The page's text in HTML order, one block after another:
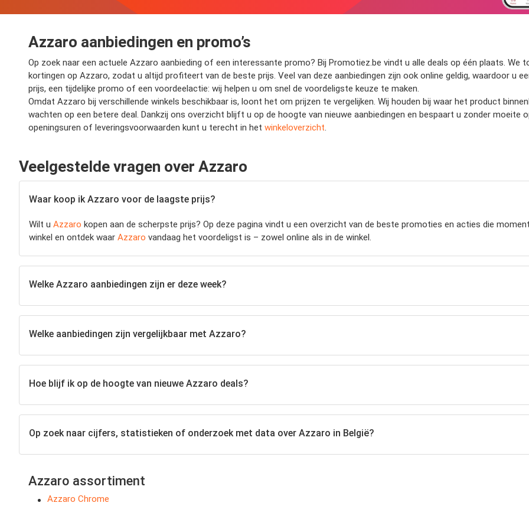
Azzaro aanbiedingen en promo’s
Op zoek naar een actuele Azzaro aanbieding of een interessante promo? Bij Promotiez.be vindt u alle deals op één plaats. We
kortingen op Azzaro, zodat u altijd profiteert van de beste prijs. Veel van deze aanbiedingen zijn ook online geldig, waardoor u
prijs, een tijdelijke promo of een voordeelactie: wij helpen u om snel de voordeligste keuze te maken.
Omdat Azzaro bij verschillende winkels beschikbaar is, loont het om prijzen te vergelijken. Wij houden bij waar het product
wachten op een betere deal. Dankzij ons overzicht blijft u op de hoogte van nieuwe aanbiedingen en bespaart u zonder
openingsuren of leveringsvoorwaarden kunt u terecht in het winkeloverzicht
Veelgestelde vragen over Azzaro
Waar koop ik Azzaro voor de laagste prijs?
Wilt u Azzaro kopen aan de scherpste prijs? Op deze pagina vindt u een overzicht van de beste promoties en acties die
winkel en ontdek waar Azzaro vandaag het voordeligst is – zowel online als in de winkel.
Welke Azzaro aanbiedingen zijn er deze week?
Welke aanbiedingen zijn vergelijkbaar met Azzaro?
Hoe blijf ik op de hoogte van nieuwe Azzaro deals?
Op zoek naar cijfers, statistieken of onderzoek met data over Azzaro in België?
Azzaro assortiment
Azzaro Chrome